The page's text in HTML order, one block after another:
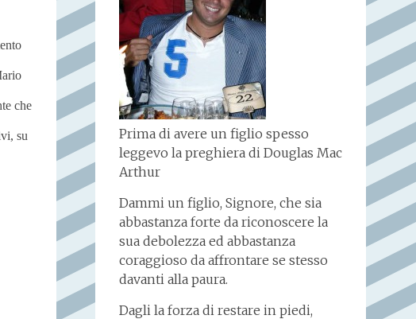
che
su
Prima di avere un figlio spesso
leggevo la preghiera di Douglas Mac
Arthur
Dammi un figlio, Signore, che sia
abbastanza forte da riconoscere la
sua debolezza ed abbastanza
coraggioso da affrontare se stesso
davanti alla paura.
Dagli la forza di restare in piedi,